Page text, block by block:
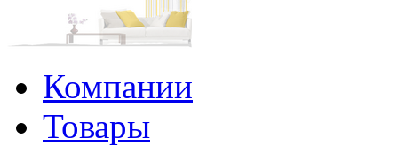
Компании
Товары